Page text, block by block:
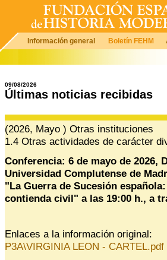
Información general Boletín FEHM
09/08/2026
Últimas noticias recibidas
(2026, Mayo ) Otras instituciones
1.4 Otras actividades de carácter
Conferencia: 6 de mayo de 2026,
Universidad Complutense de
"La Guerra de Sucesión
contienda civil" a las 19:00 h., a
Enlaces a la información original:
P3A\VIRGINIA LEON - CARTEL.pdf